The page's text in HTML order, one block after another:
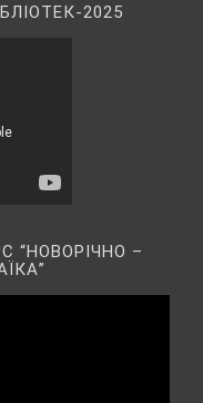
2025
“НОВОРІЧНО –